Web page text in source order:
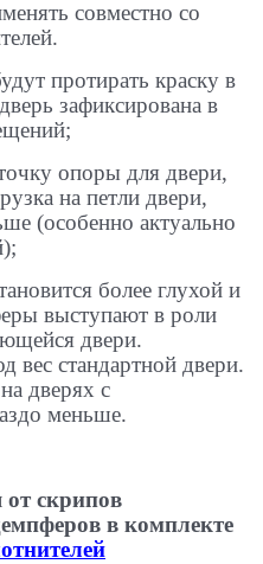
совместно со
протирать краску в
зафиксирована в
опоры для двери,
на петли двери,
(особенно актуально
более глухой и
выступают в роли
двери.
вес стандартной двери.
дверях с
меньше.
от скрипов
в комплекте